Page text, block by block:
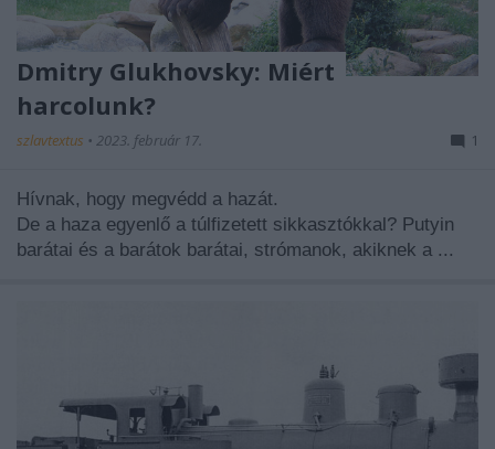
Dmitry Glukhovsky: Miért
harcolunk?
szlavtextus • 2023. február 17. 1
Hívnak, hogy megvédd a hazát.
De a haza egyenlő a túlfizetett sikkasztókkal? Putyin
barátai és a barátok barátai, strómanok, akiknek a ...